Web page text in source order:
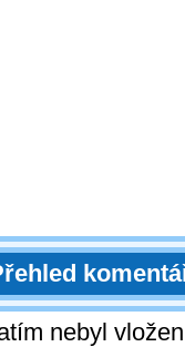
nebyl